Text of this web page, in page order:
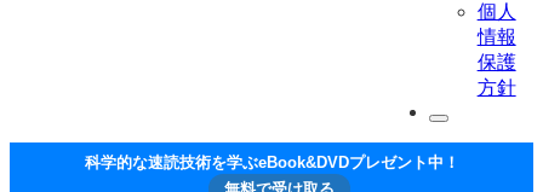
個人
情報
保護
方針
科学的な速読技術を学ぶeBook&DVDプレゼント中！